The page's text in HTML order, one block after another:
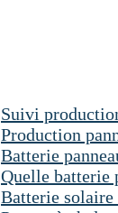
Suivi
Production
Batterie
Quelle batterie
Batterie